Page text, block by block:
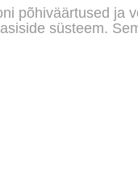
põhiväärtused ja
süsteem.